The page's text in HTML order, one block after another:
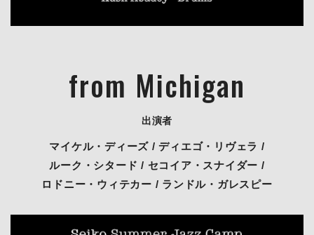
Graduates卒業生
Magazineジャズコラム
Archives 過去の開催
Newsニュース
募集要項
from Michigan
出演者
マイケル・ディーズ / ディエゴ・リヴェラ /
ルーク・シタード / セコイア・スナイダー /
ロドニー・ウィテカー / ランドル・ガレスピー